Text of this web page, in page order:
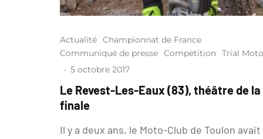
Actualité Championnat de France
Communiqué de presse Compétition
Trial Moto
· 5 octobre 2017
Le Revest-Les-Eaux (83), théâtre de la
finale
Il y a deux ans, le Moto-Club de Toulon avait